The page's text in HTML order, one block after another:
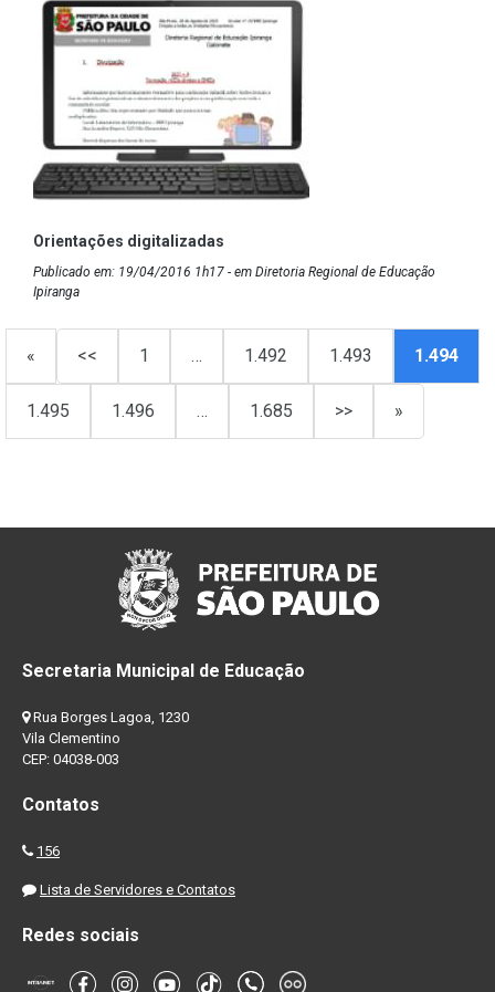
Orientações digitalizadas
Publicado em: 19/04/2016 1h17 - em Diretoria Regional de Educação
Ipiranga
« << 1 … 1.492 1.493 1.494
1.495 1.496 … 1.685 >> »
Secretaria Municipal de Educação
Rua Borges Lagoa, 1230
Vila Clementino
CEP: 04038-003
Contatos
156
Lista de Servidores e Contatos
Redes sociais